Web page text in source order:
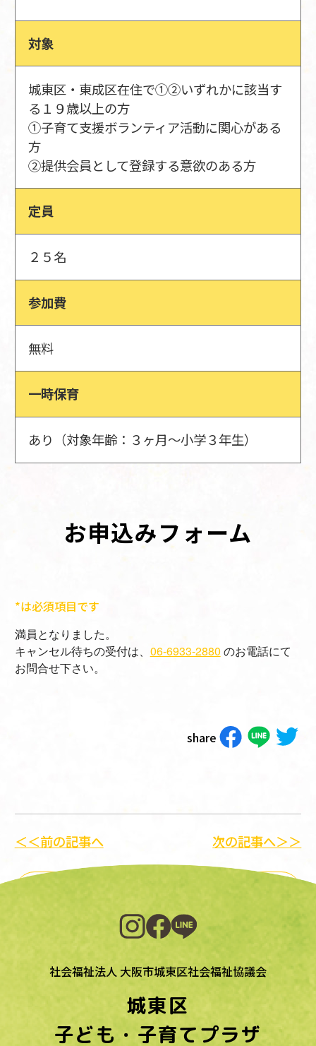
対象
城東区・東成区在住で①②いずれかに該当す
る１９歳以上の方
①子育て支援ボランティア活動に関心がある
方
②提供会員として登録する意欲のある方
定員
２５名
参加費
無料
一時保育
あり（対象年齢：３ヶ月～小学３年生）
お申込みフォーム
*は必須項目です
満員となりました。
キャンセル待ちの受付は、 06-6933-2880 のお電話にて
お問合せ下さい。
share
＜＜前の記事へ
一覧に戻る
次の記事へ＞＞
社会福祉法人 大阪市城東区社会福祉協議会
城東区
子ども・子育てプラザ